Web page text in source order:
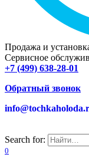
Продажа и
Сервисное
+7 (499) 638-28-01
Обратный звонок
Search for:
0